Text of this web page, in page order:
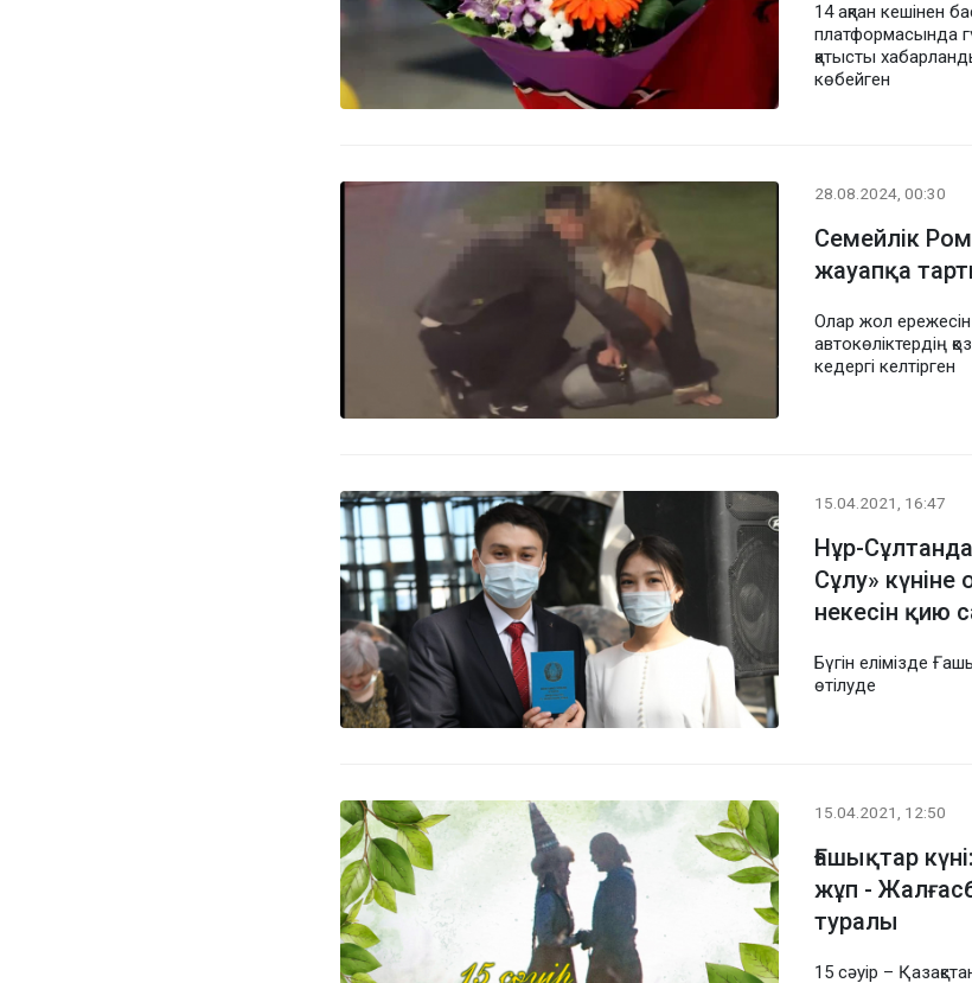
14 ақпан кешінен
платформасында
қатысты
көбейген
28.08.2024, 00:30
Семейлік
жауапқа
Олар жол ережесін
автокөліктердің
кедергі келтірген
15.04.2021, 16:47
Нұр-
Сұлу»
некесін қию
Бүгін елімізде
өтілуде
15.04.2021, 12:50
Ғашықтар
жұп -
туралы
15 сәуір –